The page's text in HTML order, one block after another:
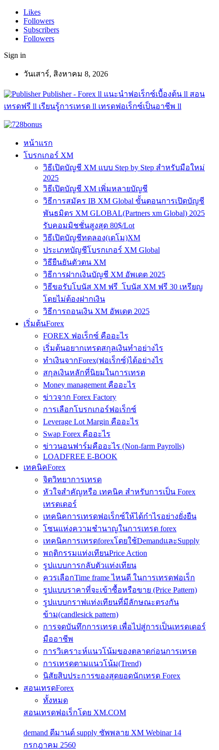
Likes
Followers
Subscribers
Followers
Sign in
วันเสาร์, สิงหาคม 8, 2026
Publisher - Forex ll แนะนำฟอเร็กซ์เบื้องต้น ll สอน
เทรดฟรี ll เรียนรู้การเทรด ll เทรดฟอเร็กซ์เป็นอาชีพ ll
หน้าแรก
โบรกเกอร์ XM
วิธีเปิดบัญชี XM แบบ Step by Step สำหรับมือใหม่
2025
วิธีเปิดบัญชี XM เพิ่มหลายบัญชี
วิธีการสมัคร IB XM Global ขั้นตอนการเปิดบัญชี
พันธมิตร XM GLOBAL(Partners xm Global) 2025
รับคอมมิชชั่นสูงสุด 80$/Lot
วิธีเปิดบัญชีทดลอง(เดโม)XM
ประเภทบัญชีโบรกเกอร์ XM Global
วิธียืนยันตัวตน XM
วิธีการฝากเงินบัญชี XM อัพเดต 2025
วิธีขอรับโบนัส XM ฟรี โบนัส XM ฟรี 30 เหรียญ
โดยไม่ต้องฝากเงิน
วิธีการถอนเงิน XM อัพเดต 2025
เริ่มต้นForex
FOREX ฟอเร็กซ์ คืออะไร
เริ่มต้นอยากเทรดสกุลเงินทำอย่างไร
ทำเงินจากForex(ฟอเร็กซ์)ได้อย่างไร
สกุลเงินหลักที่นิยมในการเทรด
Money management คืออะไร
ข่าวจาก Forex Factory
การเลือกโบรกเกอร์ฟอเร็กซ์
Leverage Lot Margin คืออะไร
Swap Forex คืออะไร
ข่าวนอนฟาร์มคืออะไร (Non-farm Payrolls)
LOADFREE E-BOOK
เทคนิคForex
จิตวิทยาการเทรด
หัวใจสำคัญหรือ เทคนิค สำหรับการเป็น Forex
เทรดเดอร์
เทคนิคการเทรดฟอเร็กซ์ให้ได้กำไรอย่างยั่งยืน
โซนแห่งความชำนาญในการเทรด forex
เทคนิคการเทรดforexโดยใช้DemandและSupply
พฤติกรรมแท่งเทียนPrice Action
รูปแบบการกลับตัวแท่งเทียน
ควรเลือกTime frame ไหนดี ในการเทรดฟอเร็ก
รูปแบบราคาที่จะเข้าซื้อหรือขาย (Price Pattern)
รูปแบบกราฟแท่งเทียนที่มีลักษณะตรงกัน
ข้าม(candlesick pattern)
การจดบันทึกการเทรด เพื่อไปสู่การเป็นเทรดเดอร์
มืออาชีพ
การวิเคราะห์แนวโน้มของตลาดก่อนการเทรด
การเทรดตามแนวโน้ม(Trend)
นิสัยสิบประการของสุดยอดนักเทรด Forex
สอนเทรดForex
ทั้งหมด
สอนเทรดฟอเร็กโดย XM.COM
demand ดีมานด์ supply ซัพพลาย XM Webinar 14
กรกฎาคม 2560